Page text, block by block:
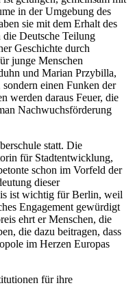
in der Umgebung des
sie mit dem Erhalt des
die Deutsche Teilung
Geschichte durch
junge Menschen
und Marian Przybilla,
einen Funken der
werden daraus Feuer, die
Nachwuchsförderung
statt. Die
für Stadtentwicklung,
schon im Vorfeld der
dieser
ist wichtig für Berlin, weil
Engagement gewürdigt
ehrt er Menschen, die
die dazu beitragen, dass
im Herzen Europas
für ihre